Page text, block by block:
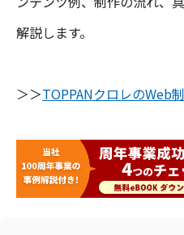
解説します。
＞＞TOPPANクロレのWeb